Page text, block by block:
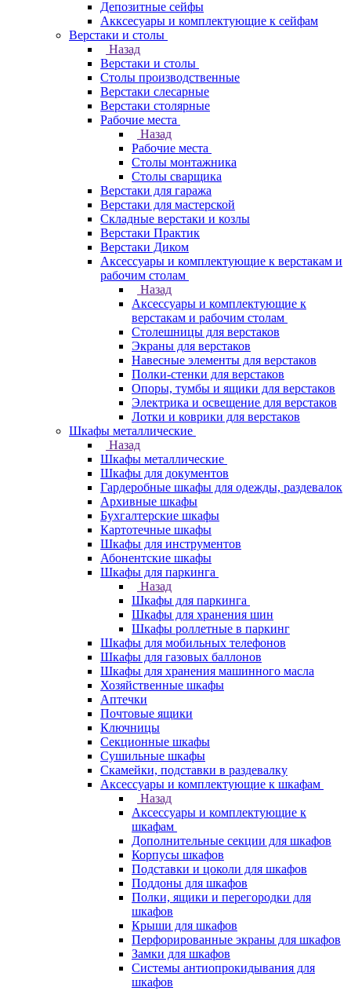
Депозитные сейфы
Акксесуары и комплектующие к сейфам
Верстаки и столы
Назад
Верстаки и столы
Столы производственные
Верстаки слесарные
Верстаки столярные
Рабочие места
Назад
Рабочие места
Столы монтажника
Столы сварщика
Верстаки для гаража
Верстаки для мастерской
Складные верстаки и козлы
Верстаки Практик
Верстаки Диком
Аксессуары и комплектующие к верстакам и
рабочим столам
Назад
Аксессуары и комплектующие к
верстакам и рабочим столам
Столешницы для верстаков
Экраны для верстаков
Навесные элементы для верстаков
Полки-стенки для верстаков
Опоры, тумбы и ящики для верстаков
Электрика и освещение для верстаков
Лотки и коврики для верстаков
Шкафы металлические
Назад
Шкафы металлические
Шкафы для документов
Гардеробные шкафы для одежды, раздевалок
Архивные шкафы
Бухгалтерские шкафы
Картотечные шкафы
Шкафы для инструментов
Абонентские шкафы
Шкафы для паркинга
Назад
Шкафы для паркинга
Шкафы для хранения шин
Шкафы роллетные в паркинг
Шкафы для мобильных телефонов
Шкафы для газовых баллонов
Шкафы для хранения машинного масла
Хозяйственные шкафы
Аптечки
Почтовые ящики
Ключницы
Секционные шкафы
Сушильные шкафы
Скамейки, подставки в раздевалку
Аксессуары и комплектующие к шкафам
Назад
Аксессуары и комплектующие к
шкафам
Дополнительные секции для шкафов
Корпусы шкафов
Подставки и цоколи для шкафов
Поддоны для шкафов
Полки, ящики и перегородки для
шкафов
Крыши для шкафов
Перфорированные экраны для шкафов
Замки для шкафов
Системы антиопрокидывания для
шкафов